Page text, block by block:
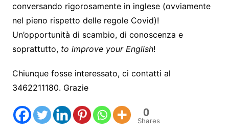
conversando rigorosamente in inglese (ovviamente
nel pieno rispetto delle regole Covid)!
Un’opportunità di scambio, di conoscenza e
soprattutto, to improve your English!
Chiunque fosse interessato, ci contatti al
3462211180. Grazie
0
Shares